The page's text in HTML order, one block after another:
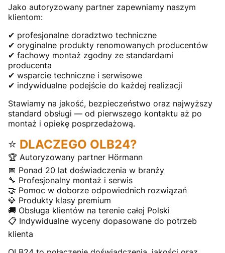
Jako autoryzowany partner zapewniamy naszym
klientom:
✔ profesjonalne doradztwo techniczne
✔ oryginalne produkty renomowanych producentów
✔ fachowy montaż zgodny ze standardami
producenta
✔ wsparcie techniczne i serwisowe
✔ indywidualne podejście do każdej realizacji
Stawiamy na jakość, bezpieczeństwo oraz najwyższy
standard obsługi — od pierwszego kontaktu aż po
montaż i opiekę posprzedażową.
⭐ DLACZEGO OLB24?
🏆 Autoryzowany partner Hörmann
📅 Ponad 20 lat doświadczenia w branży
🔧 Profesjonalny montaż i serwis
🤝 Pomoc w doborze odpowiednich rozwiązań
💎 Produkty klasy premium
🚚 Obsługa klientów na terenie całej Polski
📋 Indywidualne wyceny dopasowane do potrzeb
klienta